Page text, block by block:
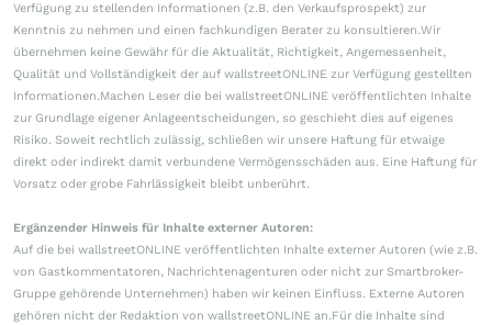
Verfügung zu stellenden Informationen (z.B. den Verkaufsprospekt) zur
Kenntnis zu nehmen und einen fachkundigen Berater zu konsultieren.Wir
übernehmen keine Gewähr für die Aktualität, Richtigkeit, Angemessenheit,
Qualität und Vollständigkeit der auf wallstreetONLINE zur Verfügung gestellten
Informationen.Machen Leser die bei wallstreetONLINE veröffentlichten Inhalte
zur Grundlage eigener Anlageentscheidungen, so geschieht dies auf eigenes
Risiko. Soweit rechtlich zulässig, schließen wir unsere Haftung für etwaige
direkt oder indirekt damit verbundene Vermögensschäden aus. Eine Haftung für
Vorsatz oder grobe Fahrlässigkeit bleibt unberührt.
Ergänzender Hinweis für Inhalte externer Autoren:
Auf die bei wallstreetONLINE veröffentlichten Inhalte externer Autoren (wie z.B.
von Gastkommentatoren, Nachrichtenagenturen oder nicht zur Smartbroker-
Gruppe gehörende Unternehmen) haben wir keinen Einfluss. Externe Autoren
gehören nicht der Redaktion von wallstreetONLINE an.Für die Inhalte sind